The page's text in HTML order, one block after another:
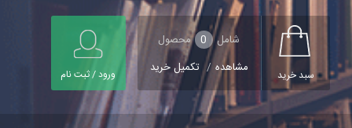
سبد خرید
شامل 0 محصول
مشاهده / تکمیل خرید ورود / ثبت نام